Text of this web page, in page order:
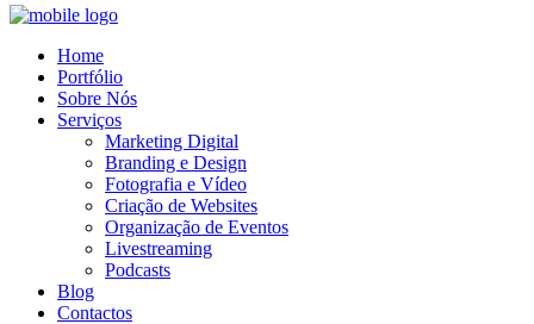
Home
Portfólio
Sobre Nós
Serviços
Marketing Digital
Branding e Design
Fotografia e Vídeo
Criação de Websites
Organização de Eventos
Livestreaming
Podcasts
Blog
Contactos